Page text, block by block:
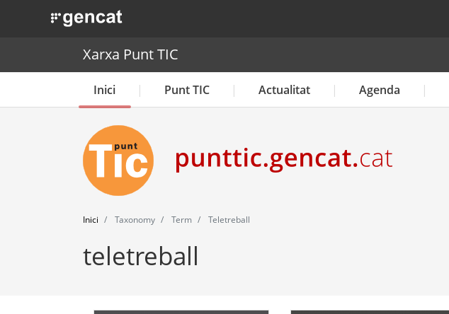
. Obre en una nova finestra.
Xarxa Punt TIC
Inici Punt TIC Actualitat Agenda
Inici Taxonomy Term Teletreball
teletreball